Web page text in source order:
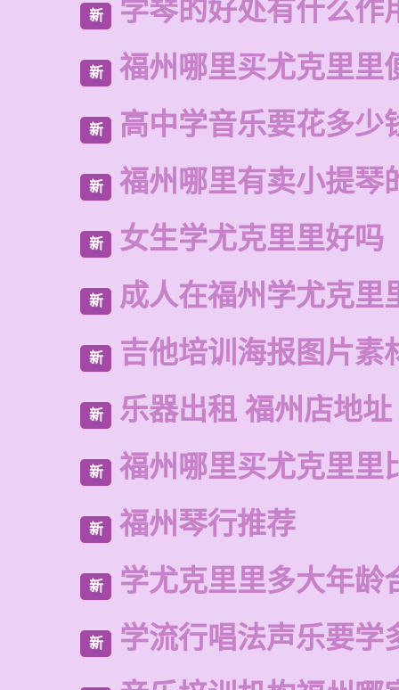
新 学琴的好处有什么作
新 福州哪里买尤克里里
新 高中学音乐要花多少
新 福州哪里有卖小提琴
新 女生学尤克里里好吗
新 成人在福州学尤克里
新 吉他培训海报图片素
新 乐器出租 福州店地址
新 福州哪里买尤克里里
新 福州琴行推荐
新 学尤克里里多大年龄
新 学流行唱法声乐要学